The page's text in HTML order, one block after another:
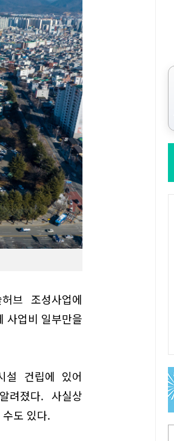
브 조성사업에
사업비 일부만을
설 건립에 있어
려졌다. 사실상
도 있다.